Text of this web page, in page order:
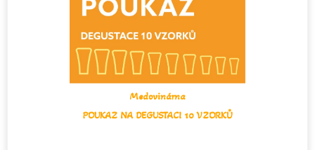
Medovinárna
POUKAZ NA DEGUSTACI 10 VZORKŮ